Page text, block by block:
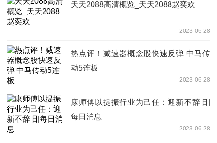
天天2088高清概览_天天2088赵奕欢
2023-06-28
热点评！减速器概念股快速反弹 中马传
动5连板
2023-06-28
康师傅以提振行业为己任：迎新不辞旧|
每日消息
2023-06-28